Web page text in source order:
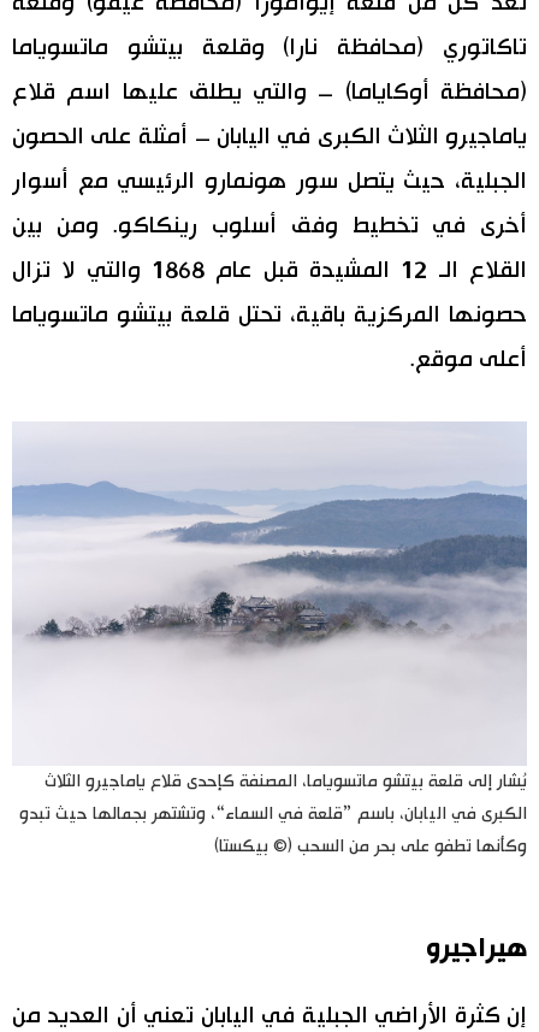
تاكاتوري (محافظة نارا) وقلعة بيتشو ماتسوياما
(محافظة أوكاياما) – والتي يطلق عليها اسم قلاع
ياماجيرو الثلاث الكبرى في اليابان – أمثلة على الحصون
الجبلية، حيث يتصل سور هونمارو الرئيسي مع أسوار
أخرى في تخطيط وفق أسلوب رينكاكو. ومن بين
القلاع الـ 12 المشيدة قبل عام 1868 والتي لا تزال
حصونها المركزية باقية، تحتل قلعة بيتشو ماتسوياما
أعلى موقع.
يُشار إلى قلعة بيتشو ماتسوياما، المصنفة كإحدى قلاع ياماجيرو الثلاث
الكبرى في اليابان، باسم ”قلعة في السماء“، وتشتهر بجمالها حيث تبدو
وكأنها تطفو على بحر من السحب (© بيكستا)
هيراجيرو
إن كثرة الأراضي الجبلية في اليابان تعني أن العديد من